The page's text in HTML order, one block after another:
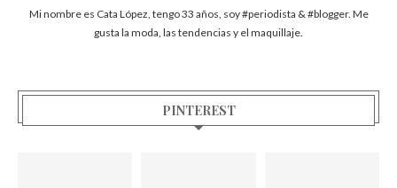
Mi nombre es Cata López, tengo 33 años, soy #periodista & #blogger. Me
gusta la moda, las tendencias y el maquillaje.
PINTEREST